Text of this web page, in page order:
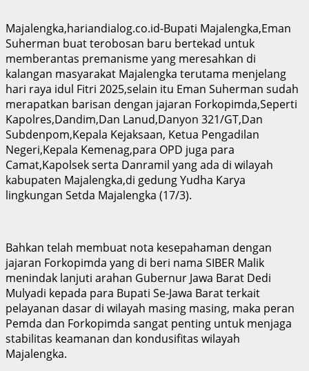
Majalengka,hariandialog.co.id-Bupati Majalengka,Eman
Suherman buat terobosan baru bertekad untuk
memberantas premanisme yang meresahkan di
kalangan masyarakat Majalengka terutama menjelang
hari raya idul Fitri 2025,selain itu Eman Suherman sudah
merapatkan barisan dengan jajaran Forkopimda,Seperti
Kapolres,Dandim,Dan Lanud,Danyon 321/GT,Dan
Subdenpom,Kepala Kejaksaan, Ketua Pengadilan
Negeri,Kepala Kemenag,para OPD juga para
Camat,Kapolsek serta Danramil yang ada di wilayah
kabupaten Majalengka,di gedung Yudha Karya
lingkungan Setda Majalengka (17/3).
Bahkan telah membuat nota kesepahaman dengan
jajaran Forkopimda yang di beri nama SIBER Malik
menindak lanjuti arahan Gubernur Jawa Barat Dedi
Mulyadi kepada para Bupati Se-Jawa Barat terkait
pelayanan dasar di wilayah masing masing, maka peran
Pemda dan Forkopimda sangat penting untuk menjaga
stabilitas keamanan dan kondusifitas wilayah
Majalengka.